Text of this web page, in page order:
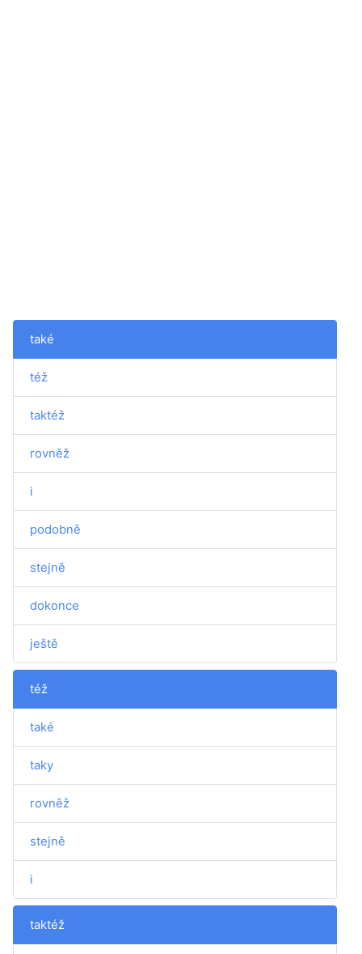
také
též
taktéž
rovněž
i
podobně
stejně
dokonce
ještě
též
také
taky
rovněž
stejně
i
taktéž